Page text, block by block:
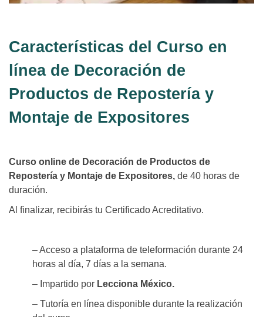
Características del Curso en
línea de Decoración de
Productos de Repostería y
Montaje de Expositores
Curso online de Decoración de Productos de
Repostería y Montaje de Expositores, de 40 horas de
duración.
Al finalizar, recibirás tu Certificado Acreditativo.
– Acceso a plataforma de teleformación durante 24
horas al día, 7 días a la semana.
– Impartido por Lecciona México.
– Tutoría en línea disponible durante la realización